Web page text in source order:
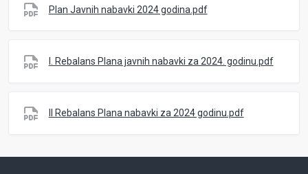
Plan Javnih nabavki 2024 godina.pdf
I. Rebalans Plana javnih nabavki za 2024. godinu.pdf
II Rebalans Plana nabavki za 2024 godinu.pdf